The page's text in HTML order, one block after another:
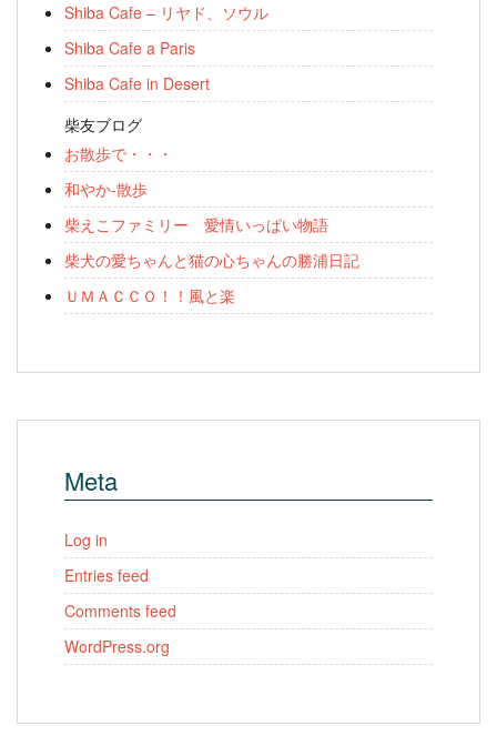
Shiba Cafe – リヤド、ソウル
Shiba Cafe a Paris
Shiba Cafe in Desert
柴友ブログ
お散歩で・・・
和やか-散歩
柴えこファミリー 愛情いっぱい物語
柴犬の愛ちゃんと猫の心ちゃんの勝浦日記
ＵＭＡＣＣＯ！！風と楽
Meta
Log in
Entries feed
Comments feed
WordPress.org